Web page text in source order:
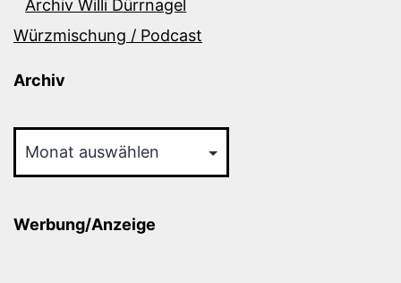
Archiv Willi Dürrnagel
Würzmischung / Podcast
Archiv
Werbung/Anzeige